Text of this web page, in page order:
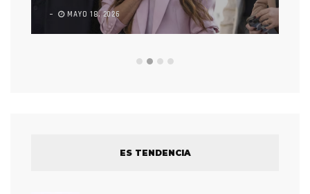
MAYO 18, 2026
ES TENDENCIA